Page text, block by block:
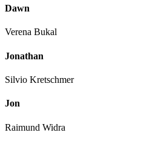
Dawn
Verena Bukal
Jonathan
Silvio Kretschmer
Jon
Raimund Widra